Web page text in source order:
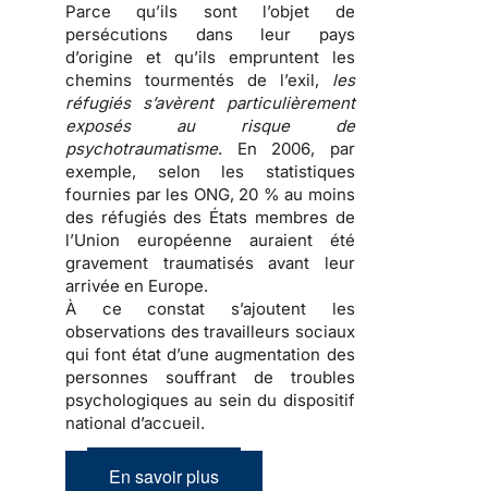
Parce qu’ils sont l’objet de
persécutions dans leur pays
d’origine et qu’ils empruntent les
chemins tourmentés de l’exil, les
réfugiés s’avèrent particulièrement
exposés au risque de
psychotraumatisme. En 2006, par
exemple, selon les statistiques
fournies par les ONG, 20 % au moins
des réfugiés des États membres de
l’Union européenne auraient été
gravement traumatisés avant leur
arrivée en Europe.
À ce constat s’ajoutent les
observations des travailleurs sociaux
qui font état d’uneaugmentation des
personnes souffrant de troubles
psychologiques au sein du dispositif
national d’accueil.
En savoir plus